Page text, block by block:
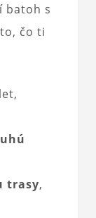
batoh s
čo ti
trasy,